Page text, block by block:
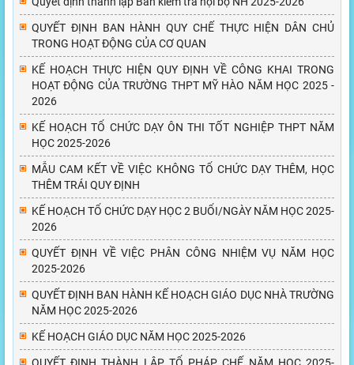
QUYẾT ĐỊNH BAN HÀNH QUY CHẾ THỰC HIỆN DÂN CHỦ
TRONG HOẠT ĐỘNG CỦA CƠ QUAN
KẾ HOẠCH THỰC HIỆN QUY ĐỊNH VỀ CÔNG KHAI TRONG
HOẠT ĐỘNG CỦA TRƯỜNG THPT MỸ HÀO NĂM HỌC 2025 -
2026
KẾ HOẠCH TỔ CHỨC DẠY ÔN THI TỐT NGHIỆP THPT NĂM
HỌC 2025-2026
MẪU CAM KẾT VỀ VIỆC KHÔNG TỔ CHỨC DẠY THÊM, HỌC
THÊM TRÁI QUY ĐỊNH
KẾ HOẠCH TỔ CHỨC DẠY HỌC 2 BUỔI/NGÀY NĂM HỌC 2025-
2026
QUYẾT ĐỊNH VỀ VIỆC PHÂN CÔNG NHIỆM VỤ NĂM HỌC
2025-2026
QUYẾT ĐỊNH BAN HÀNH KẾ HOẠCH GIÁO DỤC NHÀ TRƯỜNG
NĂM HỌC 2025-2026
KẾ HOẠCH GIÁO DỤC NĂM HỌC 2025-2026